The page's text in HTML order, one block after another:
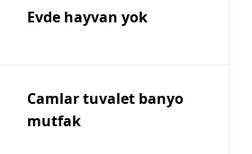
Evde hayvan yok
Camlar tuvalet banyo
mutfak